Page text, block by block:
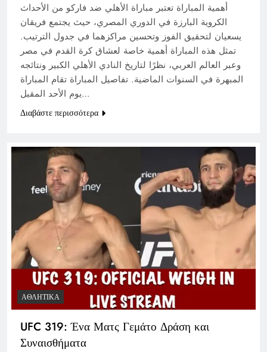
أهمية المباراة تعتبر مباراة الأهلي ضد فاركو من الأحداث
الكروية البارزة في الدوري المصري، حيث يجتمع فريقان
يسعيان لتحقيق الفوز وتحسين مراكزهما في جدول الترتيب.
تمثل هذه المباراة أهمية خاصة لعشاق كرة القدم في مصر
وعبر العالم العربي، نظرًا لتاريخ النادي الأهلي الكبير ونتائجه
المبهرة في السنوات الماضية. تفاصيل المباراة تقام المباراة
يوم الأحد المقبل…
Διαβάστε περισσότερα
ΑΘΛΗΤΙΚΆ
UFC 319: Ένα Ματς Γεμάτο Δράση και
Συναισθήματα